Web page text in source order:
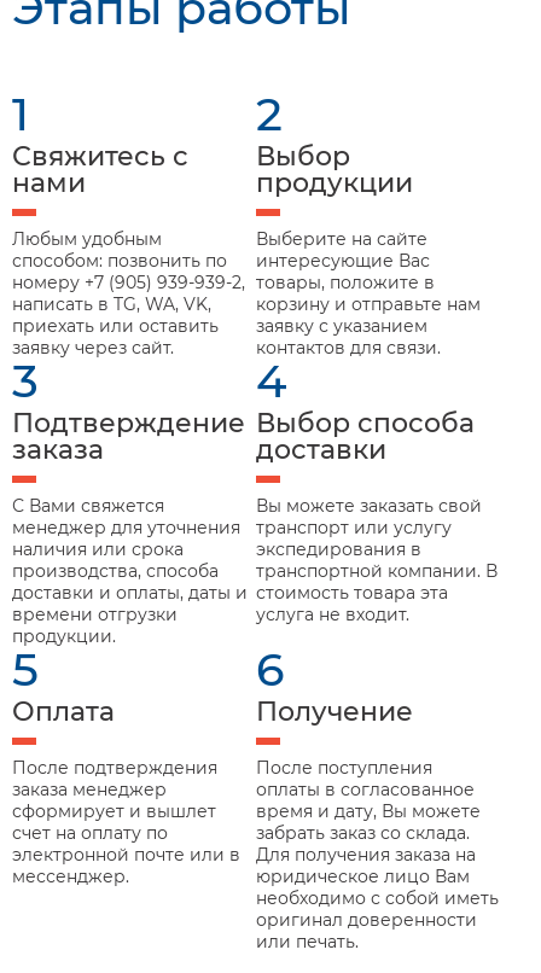
1
Свяжитесь с
нами
Любым удобным
способом: позвонить по
номеру +7 (905) 939-939-2,
написать в TG, WA, VK,
приехать или оставить
заявку через сайт.
2
Выбор
продукции
Выберите на сайте
интересующие Вас
товары, положите в
корзину и отправьте нам
заявку с указанием
контактов для связи.
3
Подтверждение
заказа
С Вами свяжется
менеджер для уточнения
наличия или срока
производства, способа
доставки и оплаты, даты и
времени отгрузки
продукции.
4
Выбор способа
доставки
Вы можете заказать свой
транспорт или услугу
экспедирования в
транспортной компании. В
стоимость товара эта
услуга не входит.
5
Оплата
После подтверждения
заказа менеджер
сформирует и вышлет
счет на оплату по
электронной почте или в
мессенджер.
6
Получение
После поступления
оплаты в согласованное
время и дату, Вы можете
забрать заказ со склада.
Для получения заказа на
юридическое лицо Вам
необходимо с собой иметь
оригинал доверенности
или печать.